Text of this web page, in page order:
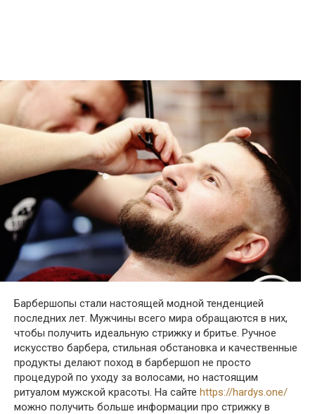
Барбершопы стали настоящей модной тенденцией
последних лет. Мужчины всего мира обращаются в них,
чтобы получить идеальную стрижку и бритье. Ручное
искусство барбера, стильная обстановка и качественные
продукты делают поход в барбершоп не просто
процедурой по уходу за волосами, но настоящим
ритуалом мужской красоты. На сайте https://hardys.one/
можно получить больше информации про стрижку в